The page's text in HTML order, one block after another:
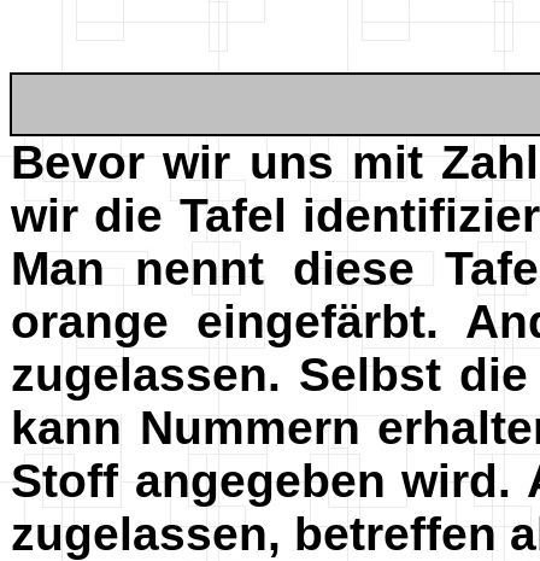
Bevor wir uns mit
wir die Tafel
Man nennt diese
orange eingefärbt.
zugelassen. Selbst
kann Nummern
Stoff angegeben wird.
zugelassen, betreffen